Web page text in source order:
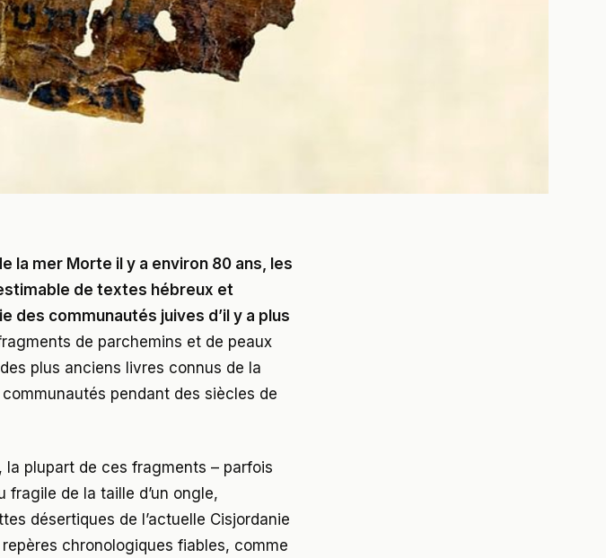
la mer Morte il y a environ 80 ans, les
de textes hébreux et
des communautés juives d’il y a plus
de parchemins et de peaux
plus anciens livres connus de la
pendant des siècles de
plupart de ces fragments – parfois
de la taille d’un ongle,
désertiques de l’actuelle Cisjordanie
chronologiques fiables, comme